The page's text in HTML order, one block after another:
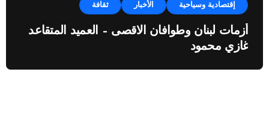
إقتصادية وسياحية الأخبار ثقافة
أزمات لبنان وطوافان الاقصى – العميد المتقاعد
غازي محمود